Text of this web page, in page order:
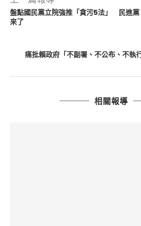
盤點國民黨立院強推「貪污5法」 民進黨
來了
痛批賴政府「不副署、不公布、不
相關報導